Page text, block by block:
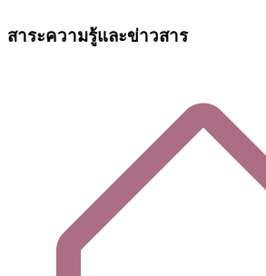
สาระความรู้และข่าวสาร